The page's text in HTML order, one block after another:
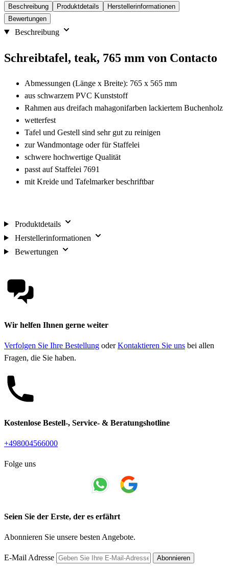
Beschreibung Produktdetails
Herstellerinformationen
Bewertungen
Beschreibung
Schreibtafel, teak, 765 mm von Contacto
Abmessungen (Länge x Breite): 765 x 565 mm
aus schwarzem PVC Kunststoff
Rahmen aus dreifach mahagonifarben lackiertem Buchenholz
wetterfest
Tafel und Gestell sind sehr gut zu reinigen
zur Wandmontage oder für Staffelei
schwere hochwertige Qualität
passt auf Staffelei 7691
mit Kreide und Tafelmarker beschriftbar
Produktdetails
Herstellerinformationen
Bewertungen
Wir helfen Ihnen gerne weiter
Verfolgen Sie Ihre Bestellung oderKontaktieren Sie uns bei allen
Fragen, die Sie haben.
Kostenlose Bestell-, Service- & Beratungshotline
+498004566000
Folge uns
Seien Sie der Erste, der es erfährt
Abonnieren Sie unsere besten Angebote.
E-Mail Adresse Abonnieren